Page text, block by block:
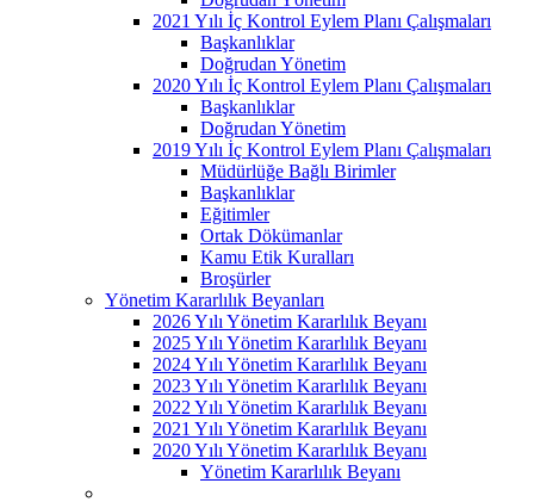
2021 Yılı İç Kontrol Eylem Planı Çalışmaları
Başkanlıklar
Doğrudan Yönetim
2020 Yılı İç Kontrol Eylem Planı Çalışmaları
Başkanlıklar
Doğrudan Yönetim
2019 Yılı İç Kontrol Eylem Planı Çalışmaları
Müdürlüğe Bağlı Birimler
Başkanlıklar
Eğitimler
Ortak Dökümanlar
Kamu Etik Kuralları
Broşürler
Yönetim Kararlılık Beyanları
2026 Yılı Yönetim Kararlılık Beyanı
2025 Yılı Yönetim Kararlılık Beyanı
2024 Yılı Yönetim Kararlılık Beyanı
2023 Yılı Yönetim Kararlılık Beyanı
2022 Yılı Yönetim Kararlılık Beyanı
2021 Yılı Yönetim Kararlılık Beyanı
2020 Yılı Yönetim Kararlılık Beyanı
Yönetim Kararlılık Beyanı